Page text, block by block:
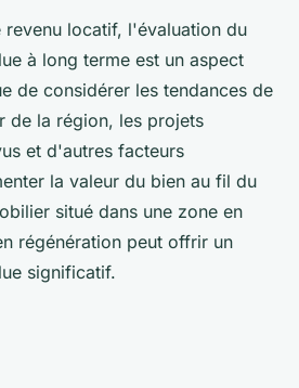
revenu locatif, l'évaluation du
à long terme est un aspect
de considérer les tendances de
de la région, les projets
et d'autres facteurs
la valeur du bien au fil du
situé dans une zone en
régénération peut offrir un
significatif.